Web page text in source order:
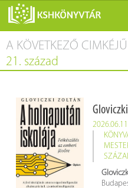
ONLINE KATALÓGUS
RÓLUNK
SZOLGÁLTATÁSOK
KONFERENCIÁK
ADATBÁZISOK
BLOG
A KÖVETKEZŐ
21. század